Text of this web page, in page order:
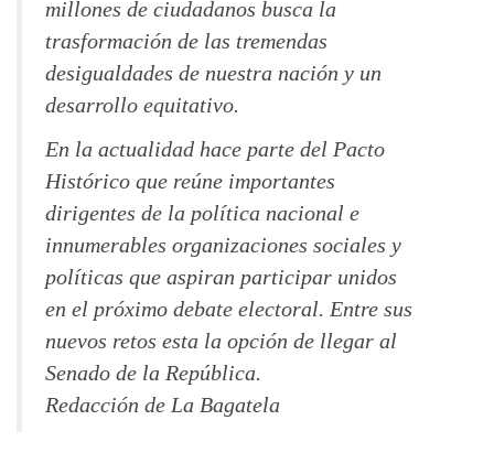
millones de ciudadanos busca la
trasformación de las tremendas
desigualdades de nuestra nación y un
desarrollo equitativo.
En la actualidad hace parte del Pacto
Histórico que reúne importantes
dirigentes de la política nacional e
innumerables organizaciones sociales y
políticas que aspiran participar unidos
en el próximo debate electoral. Entre sus
nuevos retos esta la opción de llegar al
Senado de la República.
Redacción de La Bagatela